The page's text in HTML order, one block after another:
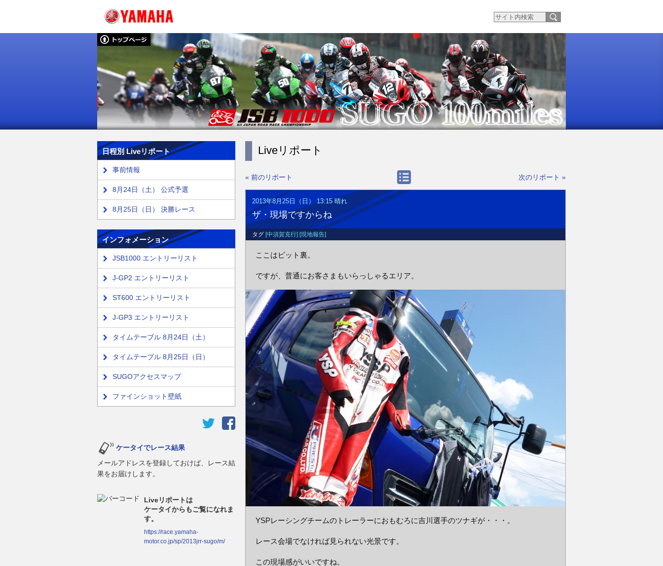
Liveリポート
« 前のリポート 次のリポート »
2013年8月25日（日） 13:15晴れ
ザ・現場ですからね
タグ [中須賀克行] [現地報告]
ここはピット裏。
ですが、普通にお客さまもいらっしゃるエリア。
YSPレーシングチームのトレーラーにおもむろに吉川選手のツナギが・・・。
レース会場でなければ見られない光景です。
この現場感がいいですね。
日程別 Liveリポート
事前情報
8月24日（土） 公式予選
8月25日（日） 決勝レース
インフォメーション
JSB1000 エントリーリスト
J-GP2 エントリーリスト
ST600 エントリーリスト
J-GP3 エントリーリスト
タイムテーブル 8月24日（土）
タイムテーブル 8月25日（日）
SUGOアクセスマップ
ファインショット壁紙
ケータイでレース結果
メールアドレスを登録しておけば、レース結
果をお届けします。
Liveリポートは
ケータイからもご覧になれま
す。
https://race.yamaha-
motor.co.jp/sp/2013jrr-sugo/m/